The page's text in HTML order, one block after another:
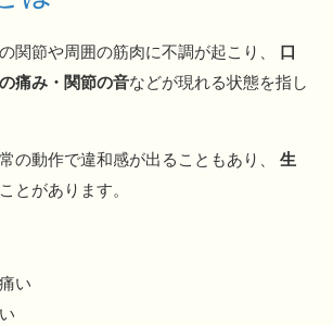
関節や周囲の筋肉に不調が起こり、
口
痛み・関節の音などが現れる状態を指し
の動作で違和感が出ることもあり、 生
とがあります。
い